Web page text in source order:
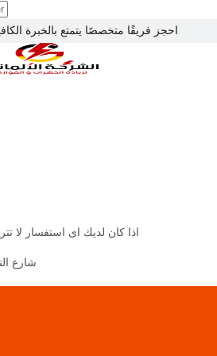
احجز فريقًا متخصصًا يتمتع بالخبرة
اذا كان لديك اى استفسار لا
شارع التحرير 6